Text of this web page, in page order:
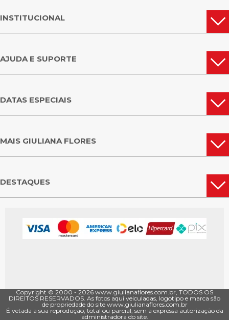
INSTITUCIONAL
AJUDA E SUPORTE
DATAS ESPECIAIS
MAIS GIULIANA FLORES
DESTAQUES
Copyright © 2000 - ­2026 www.giulianaflores.com.br, TODOS OS
DIREITOS RESERVADOS. As fotos aqui veiculadas, logotipo e marca são
de propriedade do site www.giulianaflores.com.br
É vetada a sua reprodução, total ou parcial, sem a expressa autorização da
administradora do site.